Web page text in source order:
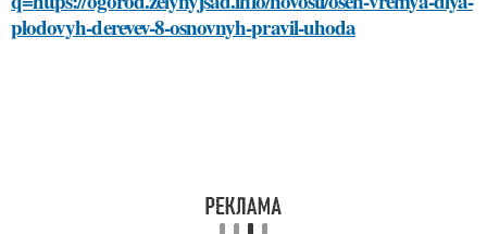
plodovyh-derevev-8-osnovnyh-pravil-uhoda